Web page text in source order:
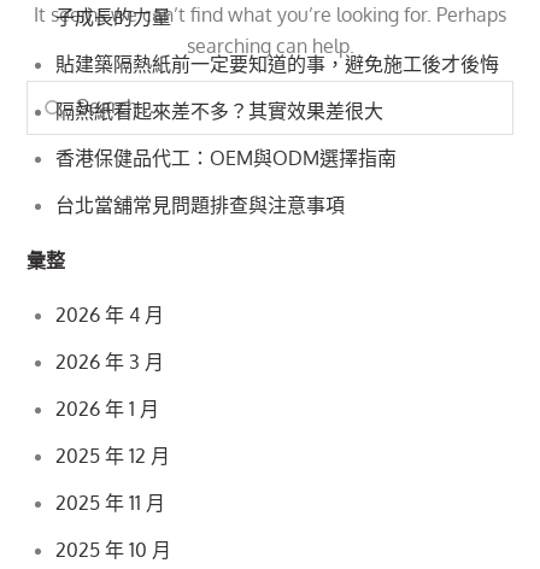
It seems we can’t find what you’re looking for. Perhaps
searching can help.
Search
Search
子成長的力量
貼建築隔熱紙前一定要知道的事，避免施工後才後悔
隔熱紙看起來差不多？其實效果差很大
香港保健品代工：OEM與ODM選擇指南
台北當舖常見問題排查與注意事項
彙整
2026 年 4 月
2026 年 3 月
2026 年 1 月
2025 年 12 月
2025 年 11 月
2025 年 10 月